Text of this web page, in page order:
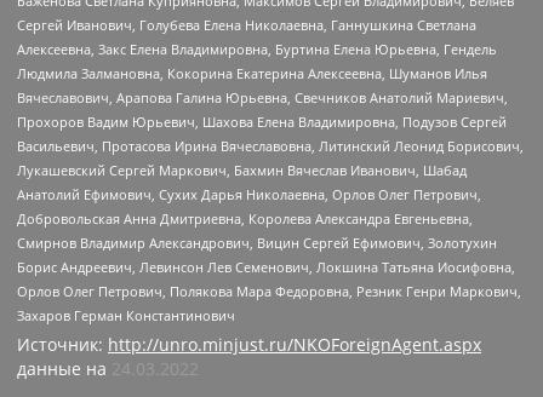
Сергей Иванович, Голубева Елена Николаевна, Ганнушкина Светлана
Алексеевна, Закс Елена Владимировна, Буртина Елена Юрьевна, Гендель
Людмила Залмановна, Кокорина Екатерина Алексеевна, Шуманов Илья
Вячеславович, Арапова Галина Юрьевна, Свечников Анатолий Мариевич,
Прохоров Вадим Юрьевич, Шахова Елена Владимировна, Подузов Сергей
Васильевич, Протасова Ирина Вячеславовна, Литинский Леонид Борисович,
Лукашевский Сергей Маркович, Бахмин Вячеслав Иванович, Шабад
Анатолий Ефимович, Сухих Дарья Николаевна, Орлов Олег Петрович,
Добровольская Анна Дмитриевна, Королева Александра Евгеньевна,
Смирнов Владимир Александрович, Вицин Сергей Ефимович, Золотухин
Борис Андреевич, Левинсон Лев Семенович, Локшина Татьяна Иосифовна,
Орлов Олег Петрович, Полякова Мара Федоровна, Резник Генри Маркович,
Захаров Герман Константинович
Источник: http://unro.minjust.ru/NKOForeignAgent.aspx
данные на 24.03.2022